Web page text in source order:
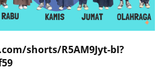
shorts/R5AM9Jyt-bI?